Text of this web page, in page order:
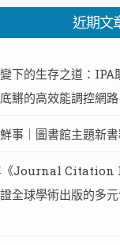
近期文
下的生存之道：IPA
鱂的高效能調控網路
事｜圖書館主題新
《Journal Citation
全球學術出版的多